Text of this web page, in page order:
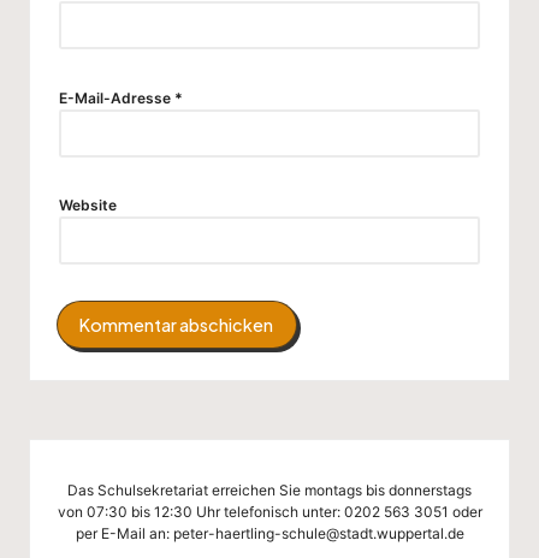
E-Mail-Adresse *
Website
Das Schulsekretariat erreichen Sie montags bis donnerstags
von 07:30 bis 12:30 Uhr telefonisch unter: 0202 563 3051 oder
per E-Mail an: peter-haertling-schule@stadt.wuppertal.de